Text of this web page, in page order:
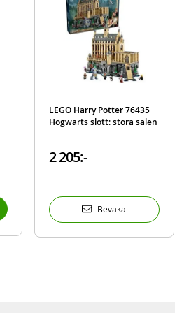
LEGO Harry Potter 76435
Hogwarts slott: stora salen
2 205:-
Bevaka